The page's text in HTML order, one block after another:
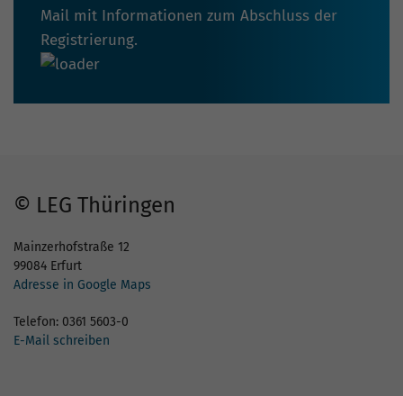
Mail mit Informationen zum Abschluss der
Registrierung.
© LEG Thüringen
Mainzerhofstraße 12
99084 Erfurt
Adresse in Google Maps
Telefon: 0361 5603-0
E-Mail schreiben